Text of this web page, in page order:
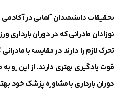
تحقیقات دانشمندان آلمانی در
نوزادان مادرانی که در دوران بارداری
تحرک لازم را دارند در مقایسه با
قوت یادگیری بهتری دارند. از این رو
دوران بارداری با مشاوره پزشک خود